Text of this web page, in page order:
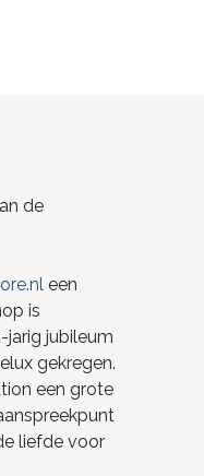
de
een
is
jarig jubileum
gekregen.
een grote
liefde voor